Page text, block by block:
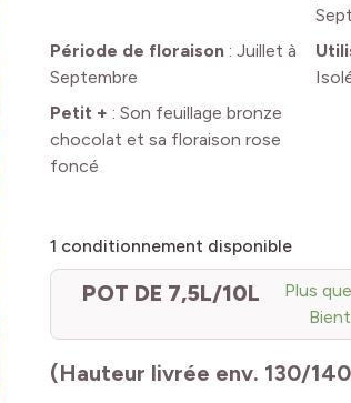
Période de floraison: Juillet à
Septembre
Petit + : Son feuillage bronze
chocolat et sa floraison rose
foncé
1 conditionnement disponible
POT DE 7,5L/10L
Plus
(Hauteur livrée env. 130/